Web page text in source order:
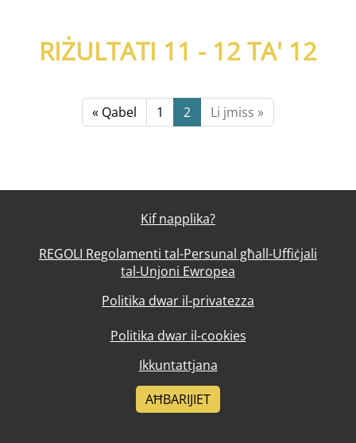
RIŻULTATI 11 - 12 TA' 12
« Qabel 1 2 Li jmiss »
Kif napplika?
REGOLI Regolamenti tal-Persunal għall-Uffiċjali
tal-Unjoni Ewropea
Politika dwar il-privatezza
Politika dwar il-cookies
Ikkuntattjana
AĦBARIJIET